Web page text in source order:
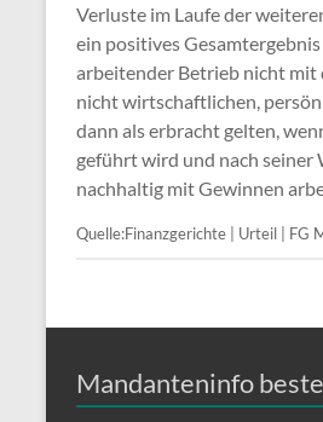
Verluste im Laufe der
ein positives
arbeitender Betrieb nicht mit
nicht wirtschaftlichen,
dann als erbracht gelten,
geführt wird und nach seiner
nachhaltig mit Gewinnen
Quelle:Finanzgerichte | Urteil |
Mandanteninfo